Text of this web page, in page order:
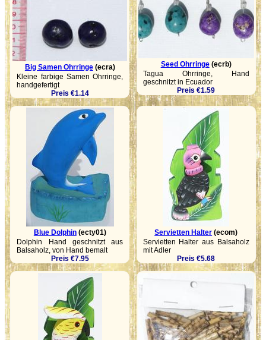
Big Samen Ohrringe(ecra)
Kleine farbige Samen Ohrringe,
handgefertigt
Preis €1.14
Seed Ohrringe(ecrb)
Tagua Ohrringe, Hand
geschnitzt in Ecuador
Preis €1.59
Blue Dolphin(ecty01)
Dolphin Hand geschnitzt aus
Balsaholz, von Hand bemalt
Preis €7.95
Servietten Halter (ecom)
Servietten Halter aus Balsaholz
mit Adler
Preis €5.68